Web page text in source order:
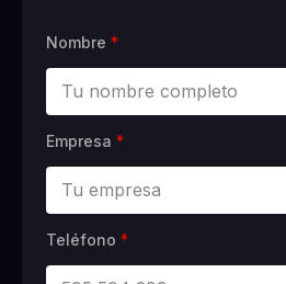
Nombre *
Empresa *
Teléfono *